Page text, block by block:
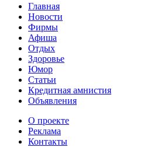
Главная
Новости
Фирмы
Афиша
Отдых
Здоровье
Юмор
Статьи
Кредитная амнистия
Объявления
О проекте
Реклама
Контакты